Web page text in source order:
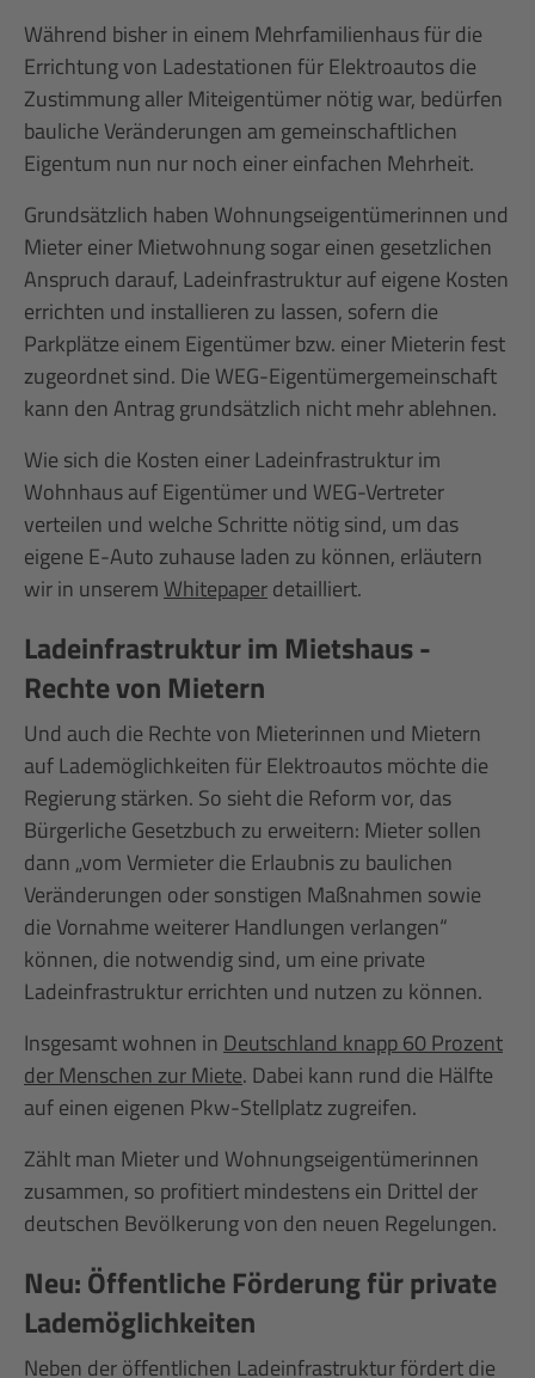
Während bisher in einem Mehrfamilienhaus für die
Errichtung von Ladestationen für Elektroautos die
Zustimmung aller Miteigentümer nötig war, bedürfen
bauliche Veränderungen am gemeinschaftlichen
Eigentum nun nur noch einer einfachen Mehrheit.
Grundsätzlich haben Wohnungseigentümerinnen und
Mieter einer Mietwohnung sogar einen gesetzlichen
Anspruch darauf, Ladeinfrastruktur auf eigene Kosten
errichten und installieren zu lassen, sofern die
Parkplätze einem Eigentümer bzw. einer Mieterin fest
zugeordnet sind. Die WEG-Eigentümergemeinschaft
kann den Antrag grundsätzlich nicht mehr ablehnen.
Wie sich die Kosten einer Ladeinfrastruktur im
Wohnhaus auf Eigentümer und WEG-Vertreter
verteilen und welche Schritte nötig sind, um das
eigene E-Auto zuhause laden zu können, erläutern
wir in unserem Whitepaperdetailliert.
Ladeinfrastruktur im Mietshaus -
Rechte von Mietern
Und auch die Rechte von Mieterinnen und Mietern
auf Lademöglichkeiten für Elektroautos möchte die
Regierung stärken. So sieht die Reform vor, das
Bürgerliche Gesetzbuch zu erweitern: Mieter sollen
dann „vom Vermieter die Erlaubnis zu baulichen
Veränderungen oder sonstigen Maßnahmen sowie
die Vornahme weiterer Handlungen verlangen“
können, die notwendig sind, um eine private
Ladeinfrastruktur errichten und nutzen zu können.
Insgesamt wohnen in Deutschland knapp 60 Prozent
der Menschen zur Miete. Dabei kann rund die Hälfte
auf einen eigenen Pkw-Stellplatz zugreifen.
Zählt man Mieter und Wohnungseigentümerinnen
zusammen, so profitiert mindestens ein Drittel der
deutschen Bevölkerung von den neuen Regelungen.
Neu: Öffentliche Förderung für private
Lademöglichkeiten
Neben der öffentlichen Ladeinfrastruktur fördert die